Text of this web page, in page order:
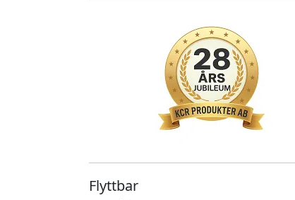
Flyttbar